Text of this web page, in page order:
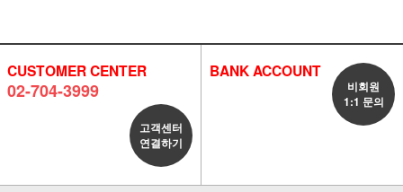
CUSTOMER CENTER
02-704-3999
고객센터
연결하기
BANK ACCOUNT
비회원
1:1 문의